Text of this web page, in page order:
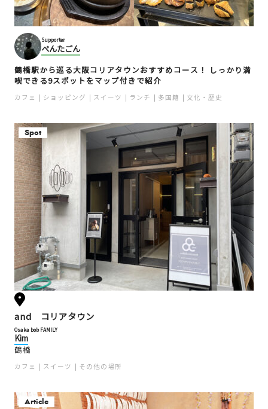
Supporter
ぺんたごん
鶴橋駅から巡る大阪コリアタウンおすすめコース！ しっかり満
喫できる9スポットをマップ付きで紹介
カフェ ショッピング スイーツ ランチ 多国籍 文化・歴史
Spot
and コリアタウン
Osaka bob FAMILY
Kim
鶴橋
カフェ スイーツ その他の場所
Article